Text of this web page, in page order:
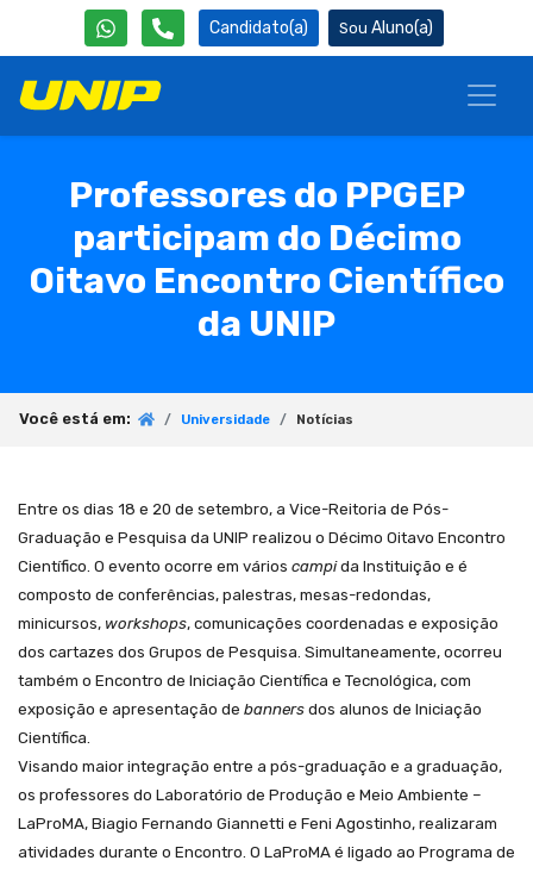
Candidato(a) Aluno(a)
Professores do PPGEP
participam do Décimo
Oitavo Encontro Científico
da UNIP
Você está em: Universidade Notícias
Entre os dias 18 e 20 de setembro, a Vice-Reitoria de Pós-
Graduação e Pesquisa da UNIP realizou o Décimo Oitavo Encontro
Científico. O evento ocorre em vários campida Instituição e é
composto de conferências, palestras, mesas-redondas,
minicursos, workshops, comunicações coordenadas e exposição
dos cartazes dos Grupos de Pesquisa. Simultaneamente, ocorreu
também o Encontro de Iniciação Científica e Tecnológica, com
exposição e apresentação de banners dos alunos de Iniciação
Científica.
Visando maior integração entre a pós-graduação e a graduação,
os professores do Laboratório de Produção e Meio Ambiente –
LaProMA, Biagio Fernando Giannetti e Feni Agostinho, realizaram
atividades durante o Encontro. O LaProMA é ligado ao Programa de